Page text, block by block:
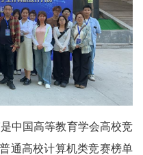
中国高等教育学会高校竞
通高校计算机类竞赛榜单